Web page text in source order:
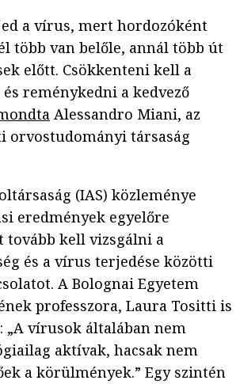
a vírus, mert hordozóként
több van belőle, annál több út
előtt. Csökkenteni kell a
reménykedni a kedvező
Alessandro Miani, az
orvostudományi társaság
(IAS) közleménye
eredmények egyelőre
kell vizsgálni a
és a vírus terjedése közötti
A Bolognai Egyetem
professzora, Laura Tositti is
„A vírusok általában nem
aktívak, hacsak nem
a körülmények.” Egy szintén